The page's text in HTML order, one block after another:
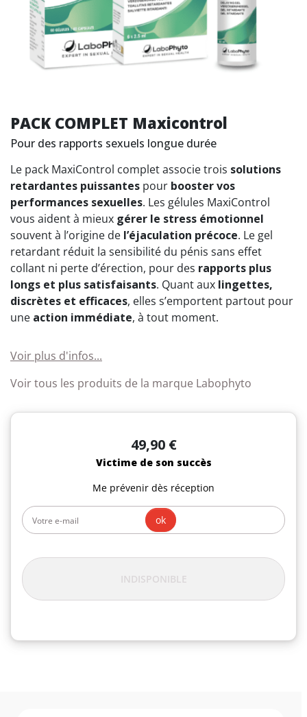
PACK COMPLET Maxicontrol
Pour des rapports sexuels longue durée
Le pack MaxiControl complet associe trois solutions
retardantes puissantes pour booster vos
performances sexuelles. Les gélules MaxiControl
vous aident à mieux gérer le stress émotionnel
souvent à l’origine de l’éjaculation précoce. Le gel
retardant réduit la sensibilité du pénis sans effet
collant ni perte d’érection, pour des rapports plus
longs et plus satisfaisants. Quant aux lingettes,
discrètes et efficaces, elles s’emportent partout pour
une action immédiate, à tout moment.
Voir plus d'infos...
Voir tous les produits de la marque Labophyto
49,90 €
Victime de son succès
Me prévenir dès réception
ok
INDISPONIBLE